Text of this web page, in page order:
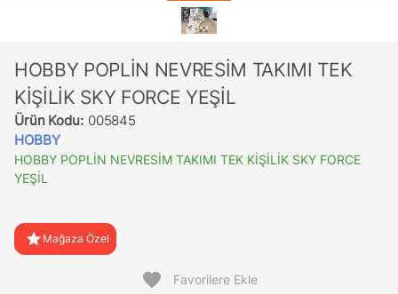
HOBBY POPLİN NEVRESİM TAKIMI TEK
KİŞİLİK SKY FORCE YEŞİL
Ürün Kodu: 005845
HOBBY
HOBBY POPLİN NEVRESİM TAKIMI TEK KİŞİLİK SKY FORCE
YEŞİL
star Mağaza Özel
favorite Favorilere Ekle